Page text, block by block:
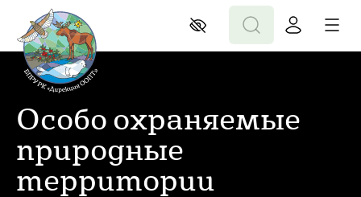
Особо охраняемые
природные
территории